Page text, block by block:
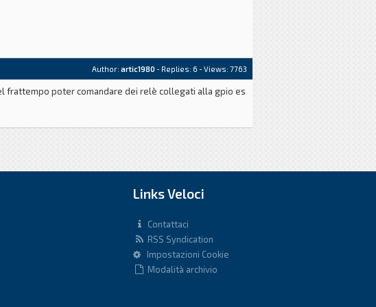
Author: artic1980 - Replies: 6 - Views: 7763
frattempo poter comandare dei relè collegati alla gpio es
Links Veloci
Contattaci
RSS Syndication
Impostazioni Cookie
Modalità archivio